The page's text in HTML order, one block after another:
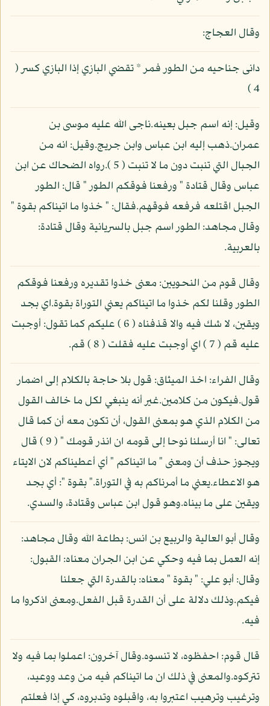
وقال العجاج:
دانى جناحيه من الطور فمر * تقضي البازي إذا البازي كسر (
4 )
وقيل: إنه اسم جبل بعينه.ناجى الله عليه موسى بن
عمران.ذهب إليه ابن عباس وابن جريج.وقيل: انه من
الجبال التي تنبت دون ما لا تنبت ( 5 ).رواه الضحاك عن ابن
عباس وقال قتادة " ورفعنا فوقكم الطور " قال: الطور
الجبل اقتلعه فرفعه فوقهم.فقال: " خذوا ما اتيناكم بقوة "
وقال مجاهد: الطور اسم جبل بالسريانية وقال قتادة:
بالعربية.
وقال قوم من النحويين: معنى خذوا تقديره ورفعنا فوقكم
الطور وقلنا لكم خذوا ما اتيناكم يعني التوراة بقوة.اي بجد
ويقين، لا شك فيه والا قذفناه ( 6 ) عليكم كما تقول: أوجبت
عليه قم ( 7 ) اي أوجبت عليه فقلت ( 8 ) قم.
وقال الفراء: اخذ الميثاق: قول بلا حاجة بالكلام إلى اضمار
قول.فيكون من كلامين.غير أنه ينبغي لكل ما خالف القول
من الكلام الذي هو بمعنى القول، أن تكون معه أن كما قال
تعالى: " انا أرسلنا نوحا إلى قومه ان انذر قومك " ( 9 ) قال
ويجوز حذف أن ومعنى " ما اتيناكم " أي أعطيناكم لان الايتاء
هو الاعطاء.يعني ما أمرناكم به في التوراة." بقوة ": أي بجد
ويقين على ما بيناه.وهو قول ابن عباس وقتادة، والسدي.
وقال أبو العالية والربيع بن انس: بطاعة الله وقال مجاهد:
إنه العمل بما فيه وحكي عن ابن الجران معناه: القبول:
وقال: أبو علي: " بقوة " معناه: بالقدرة التي جعلنا
فيكم.وذلك دلالة على أن القدرة قبل الفعل.ومعنى اذكروا ما
فيه.
قال قوم: احفظوه، لا تنسوه.وقال آخرون: اعملوا بما فيه ولا
تتركوه.والمعنى في ذلك ان ما اتيناكم فيه من وعد ووعيد،
وترغيب وترهيب اعتبروا به، واقبلوه وتدبروه، كي إذا فعلتم